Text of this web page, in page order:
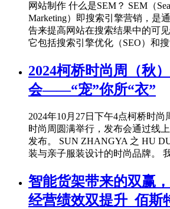
网站制作 什么是SEM？ SEM（
Marketing）即搜索引擎营销，是
告来提高网站在搜索结果中的可
它包括搜索引擎优化（SEO）和
2024柯桥时尚周（秋
会——“宠”你所“衣”
2024年10月27日下午4点柯桥时
时尚周圆满举行，发布会通过线
发布。 SUN ZHANGYA 之 HU
装与亲子服装设计的时尚品牌。
智能货架带来的双赢，
经营绩效双提升_佰斯